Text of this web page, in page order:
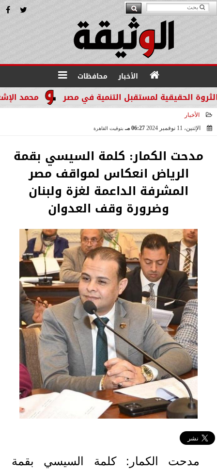
الأخبار محافظات
محمد
الأخبار
الإثنين، 11 نوفمبر 2024
06:27 مـ بتوقيت القاهرة
مدحت الكمار: كلمة السيسي بقمة
الرياض انعكاس لمواقف مصر
المشرفة الداعمة لغزة ولبنان
وضرورة وقف العدوان
مدحت الكمار: كلمة السيسي بقمة